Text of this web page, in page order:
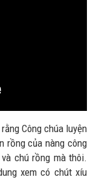
Công chúa luyện
rồng của nàng công
chú rồng mà thôi.
xem có chút xíu